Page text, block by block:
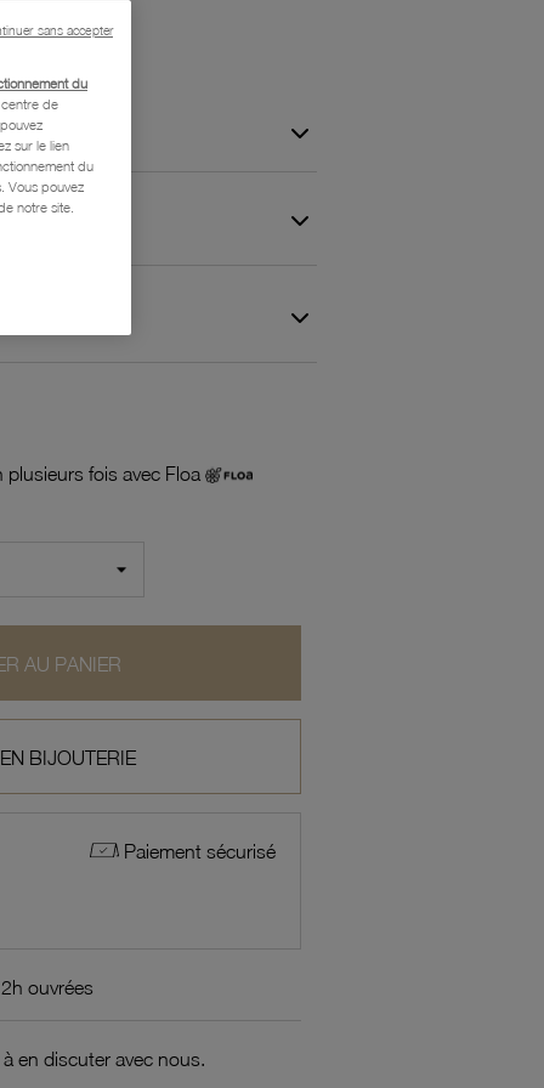
fois avec Floa
AU PANIER
BIJOUTERIE
Paiement sécurisé
ouvrées
en discuter avec nous.
du
de
sur le lien
du
Vous pouvez
notre site.
sans accepter